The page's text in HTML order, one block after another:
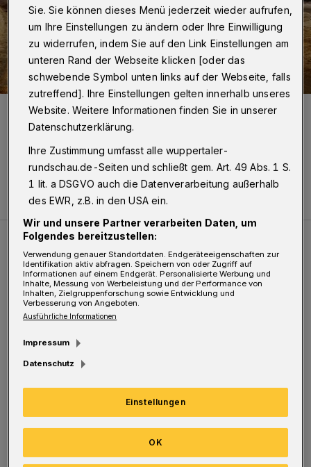
Weitere Bilderstrecken
Sommer in der Elberfelder City
Sie. Sie können dieses Menü jederzeit wieder aufrufen,
um Ihre Einstellungen zu ändern oder Ihre Einwilligung
zu widerrufen, indem Sie auf den Link Einstellungen am
unteren Rand der Webseite klicken [oder das
schwebende Symbol unten links auf der Webseite, falls
zutreffend]. Ihre Einstellungen gelten innerhalb unseres
Website. Weitere Informationen finden Sie in unserer
Datenschutzerklärung.
Ihre Zustimmung umfasst alle wuppertaler-
rundschau.de-Seiten und schließt gem. Art. 49 Abs. 1 S.
1 lit. a DSGVO auch die Datenverarbeitung außerhalb
des EWR, z.B. in den USA ein.
Wir und unsere Partner verarbeiten Daten, um
Folgendes bereitzustellen:
Verwendung genauer Standortdaten. Endgeräteeigenschaften zur
Identifikation aktiv abfragen. Speichern von oder Zugriff auf
Informationen auf einem Endgerät. Personalisierte Werbung und
Inhalte, Messung von Werbeleistung und der Performance von
Inhalten, Zielgruppenforschung sowie Entwicklung und
Verbesserung von Angeboten.
Ausführliche Informationen
Impressum
Datenschutz
Einstellungen
OK